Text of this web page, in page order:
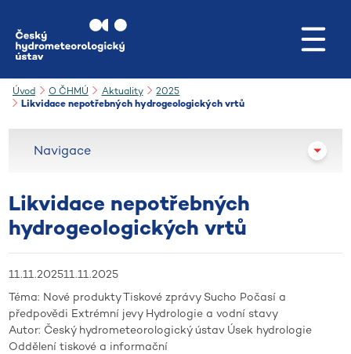
Úvod O ČHMÚ Aktuality
2025
Likvidace nepotřebných hydrogeologických vrtů
Likvidace nepotřebných
hydrogeologických vrtů
11.11.202511.11.2025
Téma: Nové produktyTiskové zprávy Sucho Počasí a
předpovědi Extrémní jevy Hydrologie a vodní stavy
Autor: Český hydrometeorologický ústav Úsek hydrologie
Oddělení tiskové a informační
Navigace